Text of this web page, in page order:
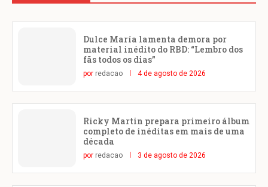
Dulce María lamenta demora por
material inédito do RBD: “Lembro dos
fãs todos os dias”
por redacao 4 de agosto de 2026
Ricky Martin prepara primeiro álbum
completo de inéditas em mais de uma
década
por redacao 3 de agosto de 2026